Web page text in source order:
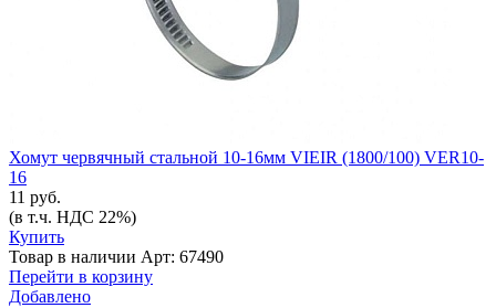
Хомут червячный стальной 10-16мм VIEIR (1800/100) VER10-
16
11 руб.
(в т.ч. НДС 22%)
Купить
Товар в наличии Арт: 67490
Перейти в корзину
Добавлено